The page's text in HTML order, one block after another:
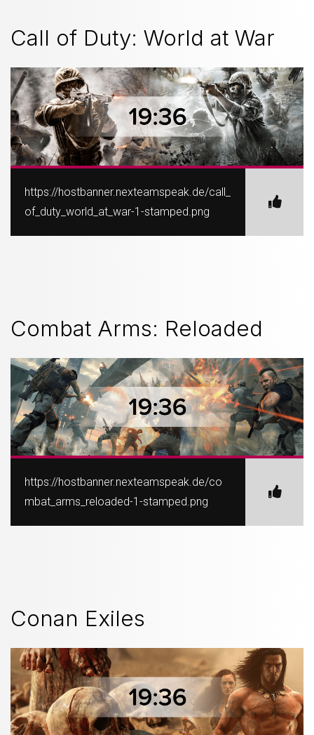
Call of Duty: World at War
https://hostbanner.nexteamspeak.de/call_
of_duty_world_at_war-1-stamped.png
Combat Arms: Reloaded
https://hostbanner.nexteamspeak.de/co
mbat_arms_reloaded-1-stamped.png
Conan Exiles